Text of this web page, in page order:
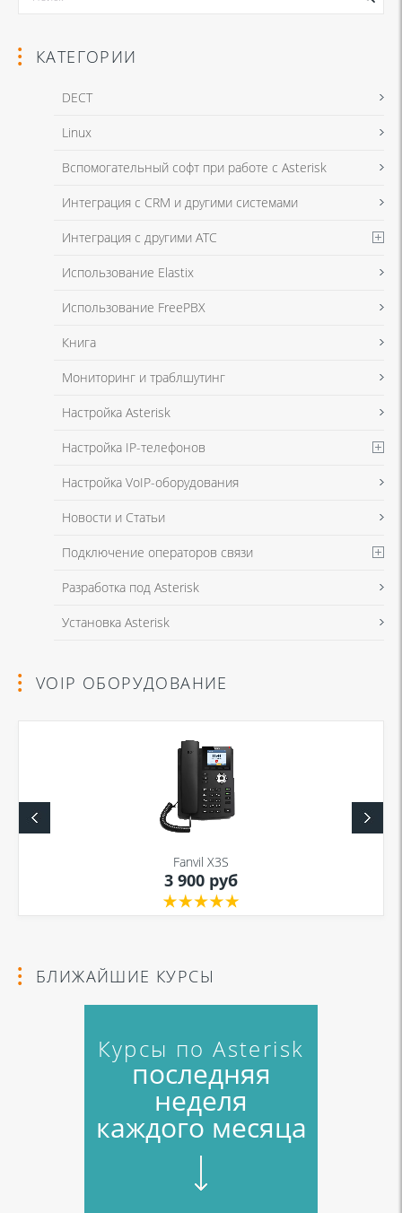
Я даю согласие на обработку моих персональных данных для связи
в соответствии сПолитикой в отношении обработки персональных
Я даю согласие на обработку моих персональных данных для связи
в соответствии с Политикой в отношении обработки персональных
КАТЕГОРИИ
DECT
Linux
Вспомогательный софт при работе с Asterisk
Интеграция с CRM и другими системами
Интеграция с другими АТС
Использование Elastix
Использование FreePBX
Книга
Мониторинг и траблшутинг
Настройка Asterisk
Настройка IP-телефонов
Настройка VoIP-оборудования
Новости и Статьи
Подключение операторов связи
Разработка под Asterisk
Установка Asterisk
VOIP ОБОРУДОВАНИЕ
Fanvil X3S
3 900 руб
БЛИЖАЙШИЕ КУРСЫ
Курсы по Asterisk
последняя
неделя
каждого месяца